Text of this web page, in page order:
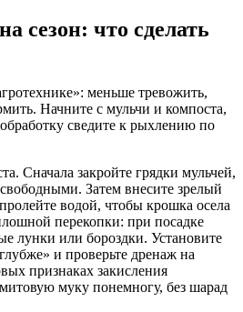
сезон: что сделать
меньше тревожить,
Начните с мульчи и компоста,
сведите к рыхлению по
Сначала закройте грядки мульчей,
Затем внесите зрелый
водой, чтобы крошка осела
перекопки: при посадке
лунки или бороздки. Установите
и проверьте дренаж на
признаках закисления
муку понемногу, без шарад